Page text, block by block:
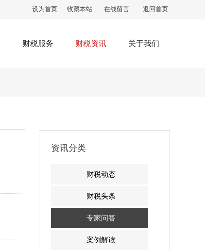
设为首页 收藏本站 在线留言 返回首页
财税服务 财税资讯 关于我们
财税动态
财税头条
专家问答
案例解读
资讯分类